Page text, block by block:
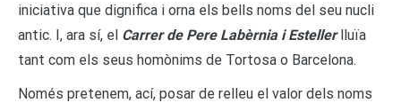
iniciativa que dignifica i orna els bells noms del seu nucli
antic. I, ara sí, el Carrer de Pere Labèrnia i Estellerlluïa
tant com els seus homònims de Tortosa o Barcelona.
Només pretenem, ací, posar de relleu el valor dels noms